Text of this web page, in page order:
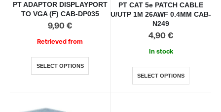
PT ADAPTOR DISPLAYPORT
TO VGA (F) CAB-DP035
9,90 €
Retrieved from
SELECT OPTIONS
PT CAT 5e PATCH CABLE
U/UTP 1M 26AWF 0.4MM CAB-
N249
4,90 €
In stock
SELECT OPTIONS